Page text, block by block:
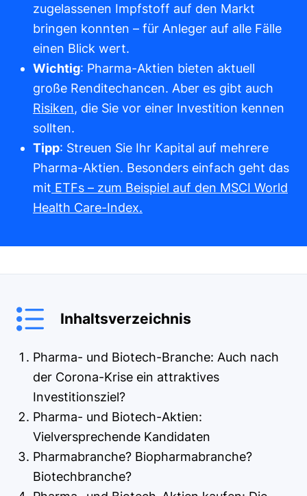
zugelassenen Impfstoff auf den Markt
bringen konnten – für Anleger auf alle Fälle
einen Blick wert.
Wichtig: Pharma-Aktien bieten aktuell
große Renditechancen. Aber es gibt auch
Risiken, die Sie vor einer Investition kennen
sollten.
Tipp: Streuen Sie Ihr Kapital auf mehrere
Pharma-Aktien. Besonders einfach geht das
mit ETFs – zum Beispiel auf den MSCI World
Health Care-Index.
Inhaltsverzeichnis
Pharma- und Biotech-Branche: Auch nach
der Corona-Krise ein attraktives
Investitionsziel?
Pharma- und Biotech-Aktien:
Vielversprechende Kandidaten
Pharmabranche? Biopharmabranche?
Biotechbranche?